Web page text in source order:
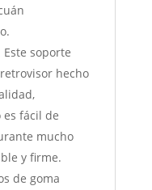
soporte
hecho
es fácil de
mucho
y firme.
de goma